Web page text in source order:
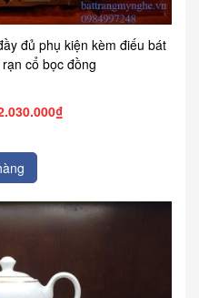
đủ phụ kiện kèm điếu bát
cổ bọc đồng